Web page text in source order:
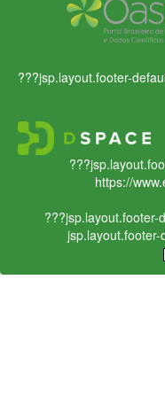
???jsp.layout.footer-
https://
???jsp.layout.footer-